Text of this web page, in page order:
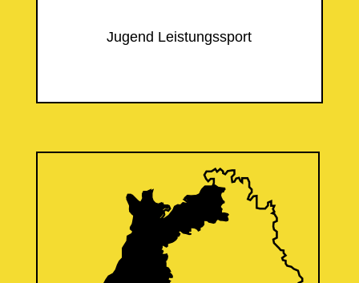
Jugend Leistungssport